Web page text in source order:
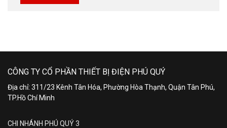
CÔNG TY CỔ PHẦN THIẾT BỊ ĐIỆN PHÚ QUÝ
Địa chỉ: 311/23 Kênh Tân Hóa, Phường Hòa Thạnh, Quận Tân Phú,
TP.Hồ Chí Minh
CHI NHÁNH PHÚ QUÝ 3